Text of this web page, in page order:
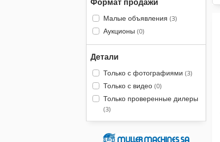
Малые объявления (3)
Аукционы (0)
Детали
Только с фотографиями (3)
Только с видео (0)
Только проверенные дилеры
(3)